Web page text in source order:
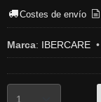
Costes de envío
Marca: IBERCARE •